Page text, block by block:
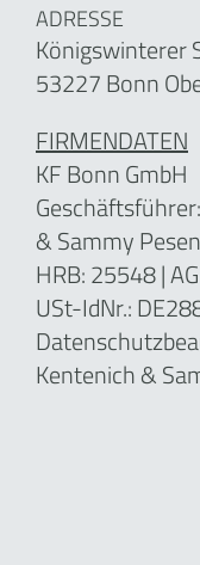
ADRESSE
Königswinterer
53227 Bonn
FIRMENDATEN
KF Bonn GmbH
& Sammy
HRB: 25548 |
USt-IdNr.:
Kentenich &